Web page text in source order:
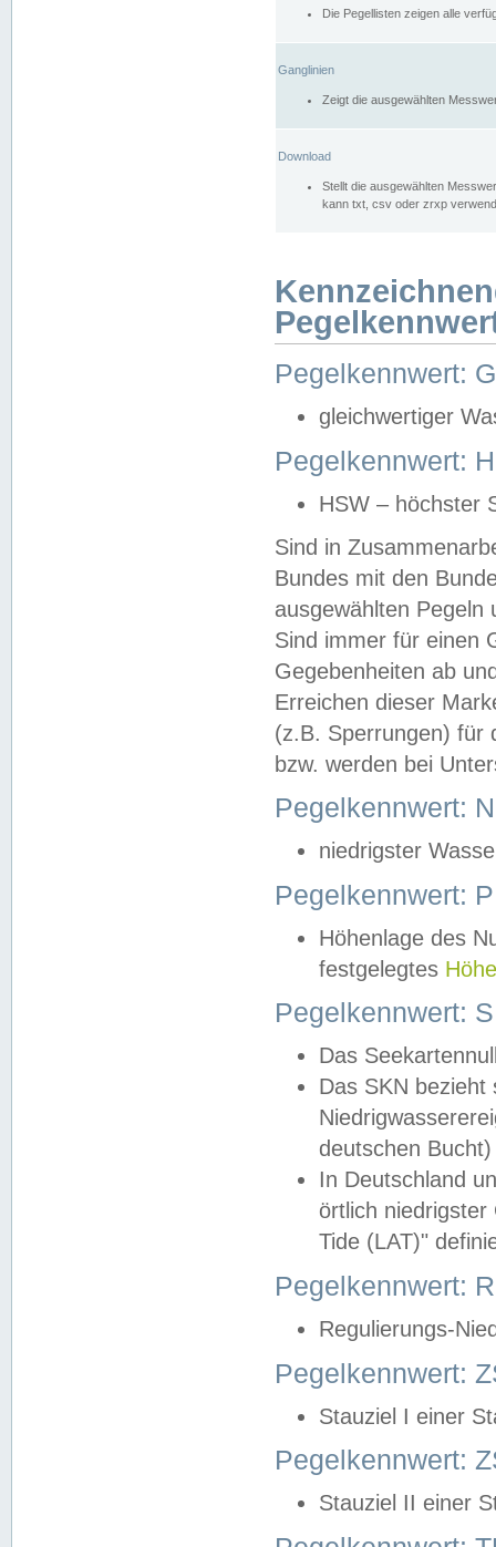
Die Pegellisten zeigen alle
Ganglinien
Zeigt die ausgewählten
Download
Stellt die ausgewählten
kann txt, csv oder zrxp
Pegelkennwert:
gleichwertiger
Pegelkennwert:
HSW – höchster
Sind in
Bundes mit den
ausgewählten
Sind immer für einen
Gegebenheiten ab
Erreichen dieser
(z.B. Sperrungen) für
bzw. werden bei
Pegelkennwert:
niedrigster
Pegelkennwert:
Höhenlage des
festgelegtes
Pegelkennwert:
Das
Das SKN
deutschen
In Deutschland
örtlich
Tide (LAT)"
Pegelkennwert:
Regulierungs-
Pegelkennwert:
Stauziel I einer
Pegelkennwert:
Stauziel II einer